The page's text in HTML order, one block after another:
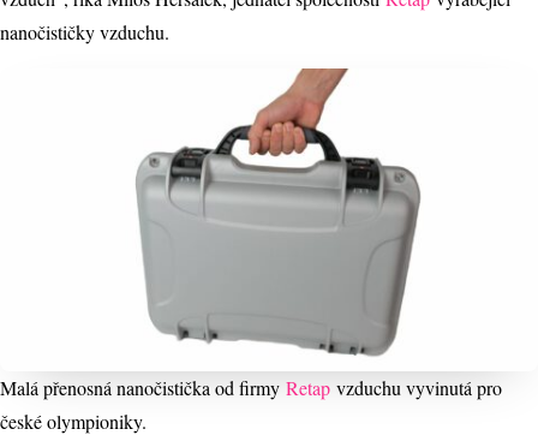
nanočističky vzduchu.
Malá přenosná nanočistička od firmy Retap vzduchu vyvinutá pro
české olympioniky.